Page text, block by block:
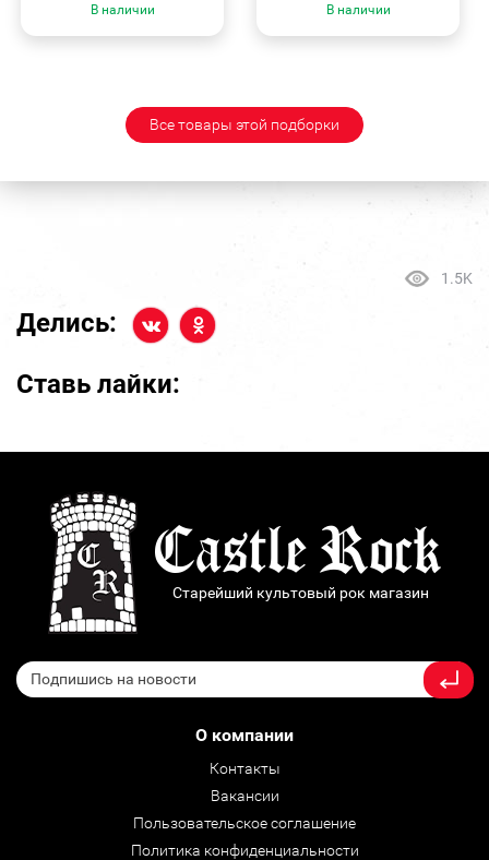
В наличии В наличии
Все товары этой подборки
1.5K
Делись:
Ставь лайки:
Старейший культовый рок магазин
О компании
Контакты
Вакансии
Пользовательское соглашение
Политика конфиденциальности